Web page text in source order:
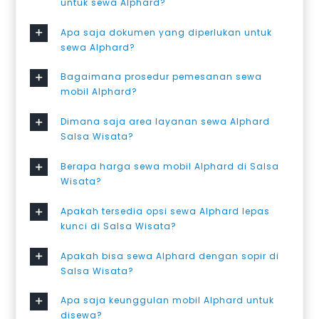
Apa saja dokumen yang diperlukan untuk
sewa Alphard?
Bagaimana prosedur pemesanan sewa
mobil Alphard?
Dimana saja area layanan sewa Alphard
Salsa Wisata?
Berapa harga sewa mobil Alphard di Salsa
Wisata?
Apakah tersedia opsi sewa Alphard lepas
kunci di Salsa Wisata?
Apakah bisa sewa Alphard dengan sopir di
Salsa Wisata?
Apa saja keunggulan mobil Alphard untuk
disewa?